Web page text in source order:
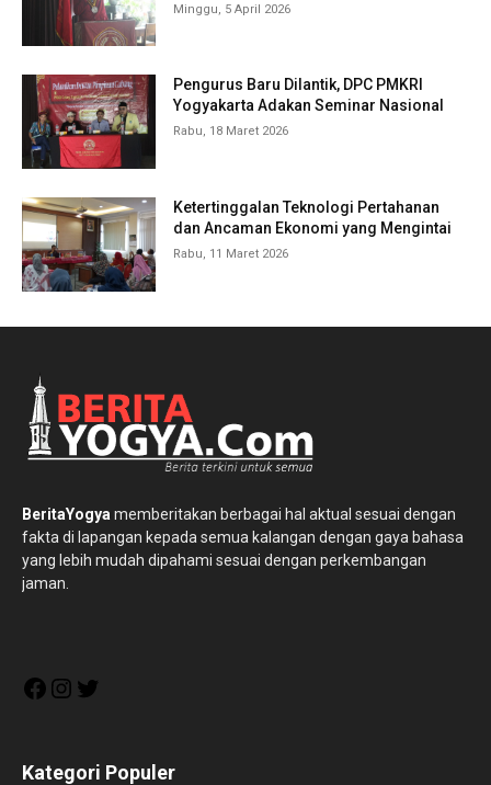
Minggu, 5 April 2026
Pengurus Baru Dilantik, DPC PMKRI
Yogyakarta Adakan Seminar Nasional
Rabu, 18 Maret 2026
Ketertinggalan Teknologi Pertahanan
dan Ancaman Ekonomi yang Mengintai
Rabu, 11 Maret 2026
BeritaYogya memberitakan berbagai hal aktual sesuai dengan
fakta di lapangan kepada semua kalangan dengan gaya bahasa
yang lebih mudah dipahami sesuai dengan perkembangan
jaman.
FacebookInstagram
Kategori Populer